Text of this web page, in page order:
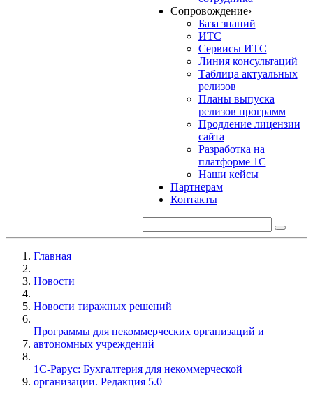
Сопровождение›
База знаний
ИТС
Сервисы ИТС
Линия консультаций
Таблица актуальных
релизов
Планы выпуска
релизов программ
Продление лицензии
сайта
Разработка на
платформе 1С
Наши кейсы
Партнерам
Контакты
Главная
Новости
Новости тиражных решений
Программы для некоммерческих организаций и
автономных учреждений
1С-Рарус: Бухгалтерия для некоммерческой
организации. Редакция 5.0